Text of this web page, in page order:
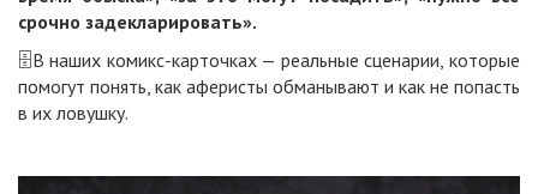
срочно задекларировать».
🗄В наших комикс-карточках — реальные сценарии, которые
помогут понять, как аферисты обманывают и как не попасть
в их ловушку.